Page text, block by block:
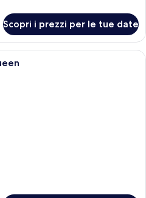
Scopri i prezzi per le tue date
Camera d'albergo moderna con un